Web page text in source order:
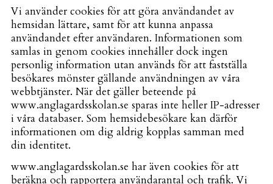
Vi använder cookies för att göra användandet av
hemsidan lättare, samt för att kunna anpassa
användandet efter användaren. Informationen som
samlas in genom cookies innehåller dock ingen
personlig information utan används för att fastställa
besökares mönster gällande användningen av våra
webbtjänster. När det gäller beteende på
www.anglagardsskolan.se sparas inte heller IP-adresser
i våra databaser. Som hemsidebesökare kan därför
informationen om dig aldrig kopplas samman med
din identitet.
www.anglagardsskolan.se har även cookies för att
beräkna och rapportera användarantal och trafik. Vi